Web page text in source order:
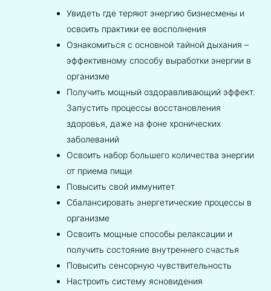
Увидеть где теряют энергию бизнесмены и
освоить практики ее восполнения
Ознакомиться с основной тайной дыхания –
эффективному способу выработки энергии в
организме
Получить мощный оздоравливающий эффект.
Запустить процессы восстановления
здоровья, даже на фоне хронических
заболеваний
Освоить набор большего количества энергии
от приема пищи
Повысить свой иммунитет
Сбалансировать энергетические процессы в
организме
Освоить мощные способы релаксации и
получить состояние внутреннего счастья
Повысить сенсорную чувствительность
Настроить систему ясновидения